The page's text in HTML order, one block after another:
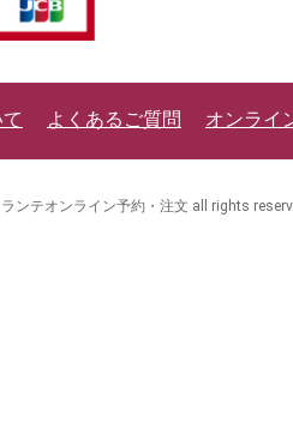
よくあるご質問 オンライ
ンテオンライン予約・注文 all rights